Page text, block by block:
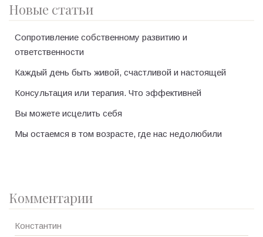
Новые статьи
Сопротивление собственному развитию и
ответственности
Каждый день быть живой, счастливой и настоящей
Консультация или терапия. Что эффективней
Вы можете исцелить себя
Мы остаемся в том возрасте, где нас недолюбили
Комментарии
Константин